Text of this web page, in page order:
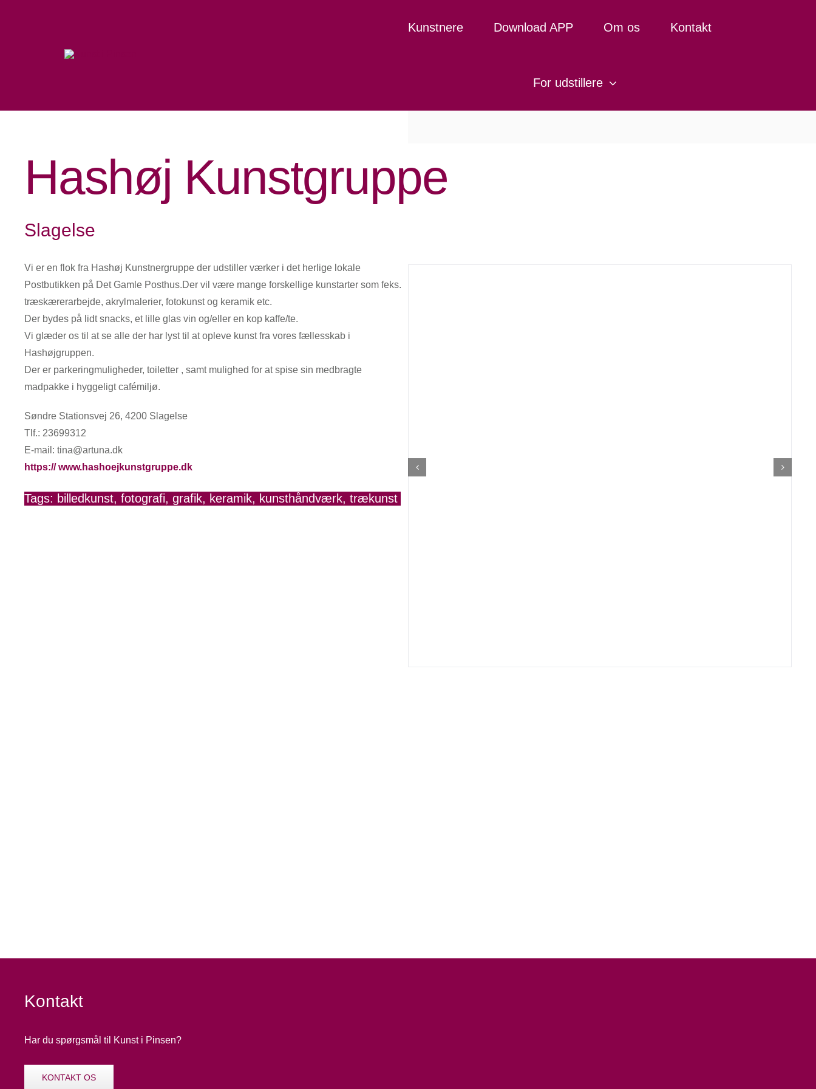
Kunstnere Download APP Om os Kontakt
For udstillere
Hashøj Kunstgruppe
Slagelse
Vi er en flok fra Hashøj Kunstnergruppe der udstiller værker i det herlige lokale
Postbutikken på Det Gamle Posthus.Der vil være mange forskellige kunstarter som feks.
træskærerarbejde, akrylmalerier, fotokunst og keramik etc.
Der bydes på lidt snacks, et lille glas vin og/eller en kop kaffe/te.
Vi glæder os til at se alle der har lyst til at opleve kunst fra vores fællesskab i
Hashøjgruppen.
Der er parkeringmuligheder, toiletter , samt mulighed for at spise sin medbragte
madpakke i hyggeligt cafémiljø.
Søndre Stationsvej 26, 4200 Slagelse
Tlf.: 23699312
E-mail: tina@artuna.dk
https:// www.hashoejkunstgruppe.dk
Tags: billedkunst, fotografi, grafik, keramik, kunsthåndværk, trækunst
Kontakt
Har du spørgsmål til Kunst i Pinsen?
KONTAKT OS